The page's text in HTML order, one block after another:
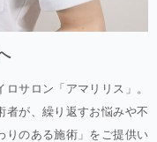
サロン「アマリリス」。
者が、繰り返すお悩みや不
りのある施術」をご提供い